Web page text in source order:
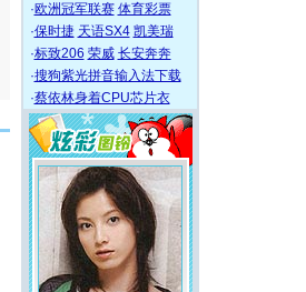
·欧洲冠军联赛 体育彩票
·保时捷 天语SX4 凯美瑞
·标致206 荣威 长安奔奔
·搜狗紫光拼音输入法下载
·蔡依林身着CPU芯片衣